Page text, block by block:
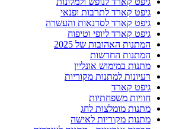
גיפט קארד לתרבות ופנאי
גיפט קארד לסדנאות והעשרה
גיפט קארד ליופי וטיפוח
המתנות האהובות של 2025
המתנות החדשות
מתנות במימוש אונליין
רעיונות למתנות מקוריות
גיפט קארד
חוויות משפחתיות
מתנות מומלצות לחג
מתנות מקוריות לאישה